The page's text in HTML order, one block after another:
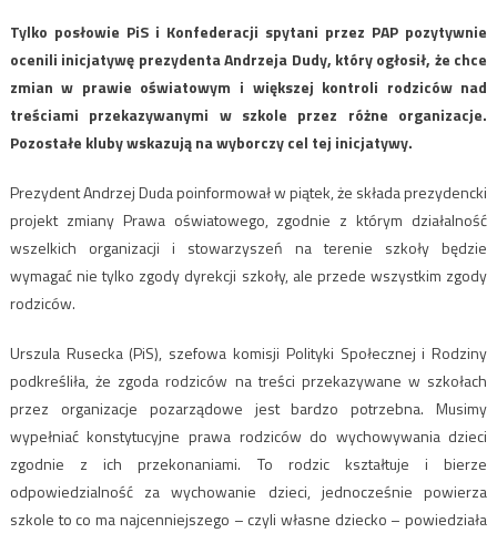
Tylko posłowie PiS i Konfederacji spytani przez PAP pozytywnie
ocenili inicjatywę prezydenta Andrzeja Dudy, który ogłosił, że chce
zmian w prawie oświatowym i większej kontroli rodziców nad
treściami przekazywanymi w szkole przez różne organizacje.
Pozostałe kluby wskazują na wyborczy cel tej inicjatywy.
Prezydent Andrzej Duda poinformował w piątek, że składa prezydencki
projekt zmiany Prawa oświatowego, zgodnie z którym działalność
wszelkich organizacji i stowarzyszeń na terenie szkoły będzie
wymagać nie tylko zgody dyrekcji szkoły, ale przede wszystkim zgody
rodziców.
Urszula Rusecka (PiS), szefowa komisji Polityki Społecznej i Rodziny
podkreśliła, że zgoda rodziców na treści przekazywane w szkołach
przez organizacje pozarządowe jest bardzo potrzebna. Musimy
wypełniać konstytucyjne prawa rodziców do wychowywania dzieci
zgodnie z ich przekonaniami. To rodzic kształtuje i bierze
odpowiedzialność za wychowanie dzieci, jednocześnie powierza
szkole to co ma najcenniejszego – czyli własne dziecko – powiedziała